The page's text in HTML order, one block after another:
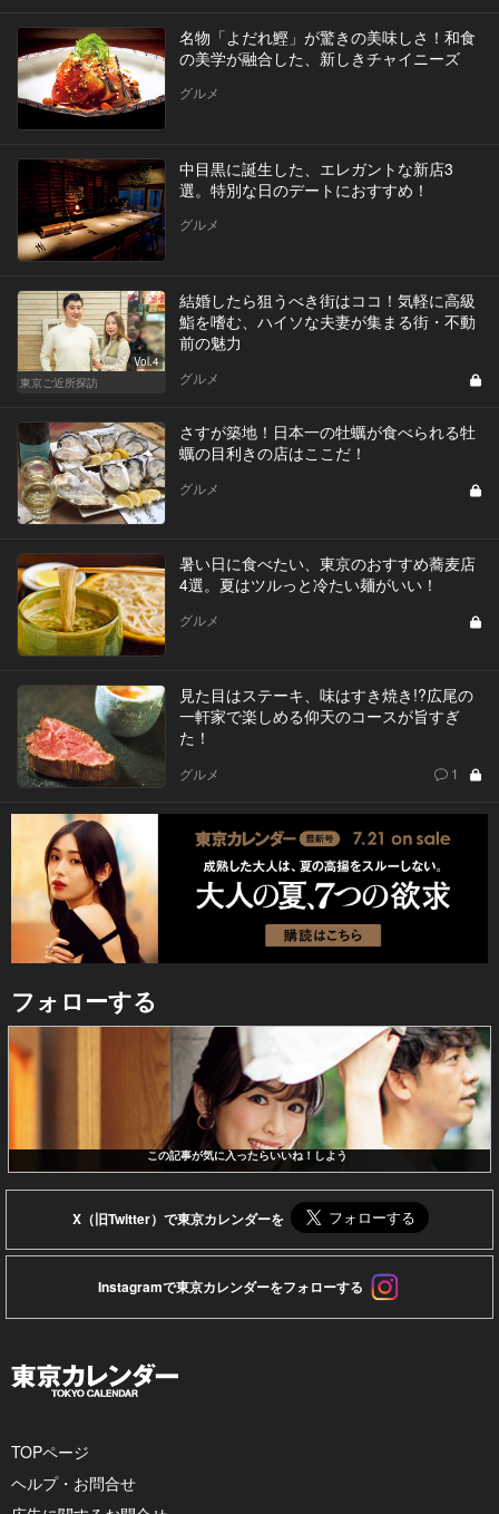
名物「よだれ鰹」が驚きの美味しさ！和食
の美学が融合した、新しきチャイニーズ
グルメ
中目黒に誕生した、エレガントな新店3
選。特別な日のデートにおすすめ！
グルメ
Vol.4
東京ご近所探訪
結婚したら狙うべき街はココ！気軽に高級
鮨を嗜む、ハイソな夫妻が集まる街・不動
前の魅力
グルメ
さすが築地！日本一の牡蠣が食べられる牡
蠣の目利きの店はここだ！
グルメ
暑い日に食べたい、東京のおすすめ蕎麦店
4選。夏はツルっと冷たい麺がいい！
グルメ
見た目はステーキ、味はすき焼き!?広尾の
一軒家で楽しめる仰天のコースが旨すぎ
た！
グルメ 1
フォローする
この記事が気に入ったらいいね！しよう
X（旧Twitter）で東京カレンダーを
Instagramで東京カレンダーをフォローする
TOPページ
ヘルプ・お問合せ